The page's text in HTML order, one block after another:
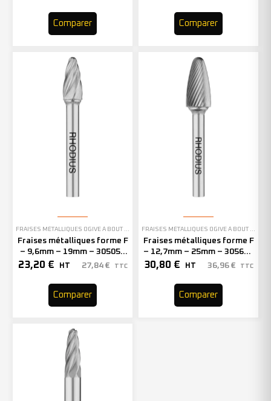
Comparer Comparer
FRAISES MÉTALLIQUES OGIVE À BOUT ARRONDI
Fraises métalliques forme F
– 9,6mm – 19mm – 305053
(x1)
23,20 € HT 27,84 € TTC
Comparer
FRAISES MÉTALLIQUES OGIVE À BOUT ARRONDI
Fraises métalliques forme F
– 12,7mm – 25mm – 305699
(x1)
30,80 € HT 36,96 € TTC
Comparer